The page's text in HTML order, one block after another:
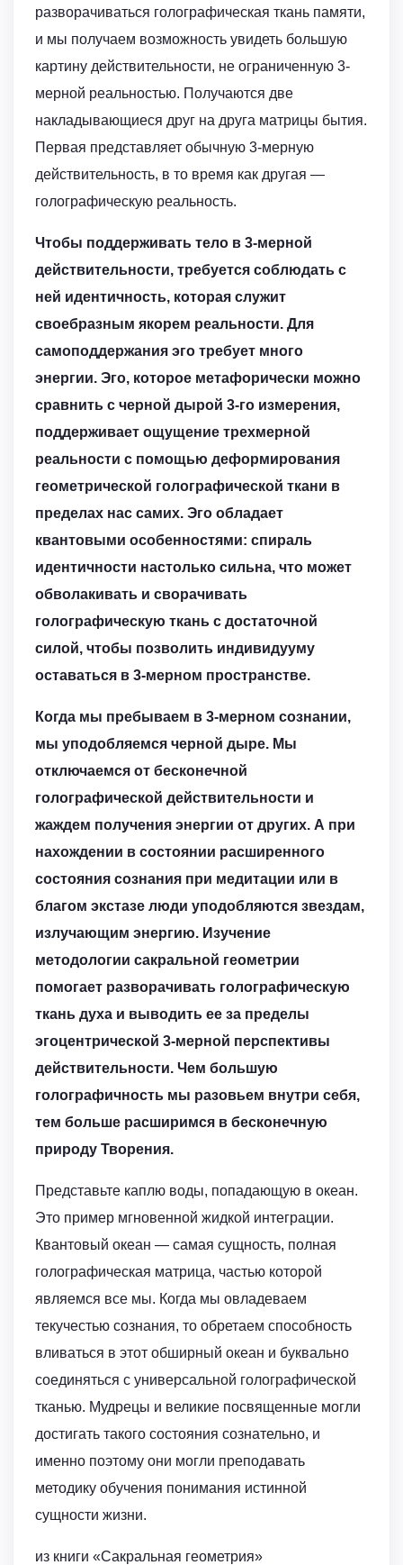
разворачиваться голографическая ткань памяти,
и мы получаем возможность увидеть большую
картину действительности, не ограниченную 3-
мерной реальностью. Получаются две
накладывающиеся друг на друга матрицы бытия.
Первая представляет обычную 3-мерную
действительность, в то время как другая —
голографическую реальность.
Чтобы поддерживать тело в 3-мерной
действительности, требуется соблюдать с
ней идентичность, которая служит
своебразным якорем реальности. Для
самоподдержания эго требует много
энергии. Эго, которое метафорически можно
сравнить с черной дырой 3-го измерения,
поддерживает ощущение трехмерной
реальности с помощью деформирования
геометрической голографической ткани в
пределах нас самих. Эго обладает
квантовыми особенностями: спираль
идентичности настолько сильна, что может
обволакивать и сворачивать
голографическую ткань с достаточной
силой, чтобы позволить индивидууму
оставаться в 3-мерном пространстве.
Когда мы пребываем в 3-мерном сознании,
мы уподобляемся черной дыре. Мы
отключаемся от бесконечной
голографической действительности и
жаждем получения энергии от других. А при
нахождении в состоянии расширенного
состояния сознания при медитации или в
благом экстазе люди уподобляются звездам,
излучающим энергию. Изучение
методологии сакральной геометрии
помогает разворачивать голографическую
ткань духа и выводить ее за пределы
эгоцентрической 3-мерной перспективы
действительности. Чем большую
голографичность мы разовьем внутри себя,
тем больше расширимся в бесконечную
природу Творения.
Представьте каплю воды, попадающую в океан.
Это пример мгновенной жидкой интеграции.
Квантовый океан — самая сущность, полная
голографическая матрица, частью которой
являемся все мы. Когда мы овладеваем
текучестью сознания, то обретаем способность
вливаться в этот обширный океан и буквально
соединяться с универсальной голографической
тканью. Мудрецы и великие посвященные могли
достигать такого состояния сознательно, и
именно поэтому они могли преподавать
методику обучения понимания истинной
сущности жизни.
из книги «Сакральная геометрия»